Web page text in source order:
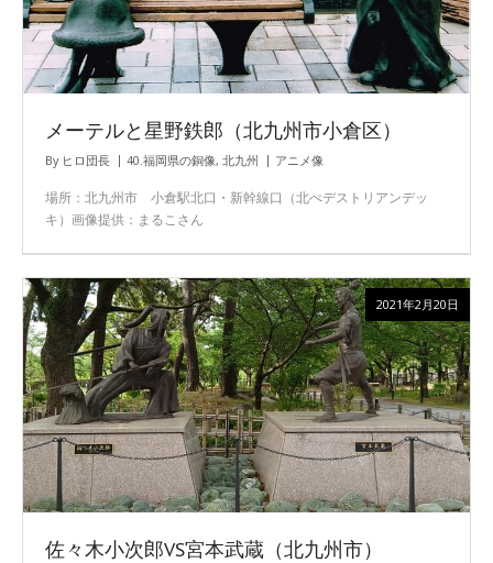
メーテルと星野鉄郎（北九州市小倉区）
By ヒロ団長 40.福岡県の銅像, 北九州 アニメ像
場所：北九州市 小倉駅北口・新幹線口（北ぺデストリアンデッ
キ）画像提供：まるこさん
佐々木小次郎VS宮本武蔵（北九州市）
2021年2月20日